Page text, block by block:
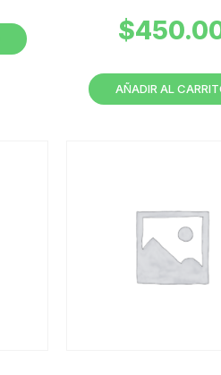
$
AÑADIR AL